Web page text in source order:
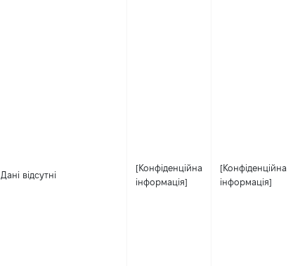
Дані відсутні
[Конфіденційна
інформація]
[Конфіденційна
інформація]